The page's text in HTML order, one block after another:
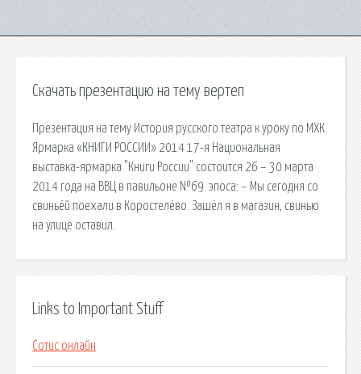
Скачать презентацию на тему вертеп
Презентация на тему История русского театра к уроку по МХК.
Ярмарка «КНИГИ РОССИИ» 2014 17-я Национальная
выставка-ярмарка "Книги России" состоится 26 – 30 марта
2014 года на ВВЦ в павильоне №69. эпоса: – Мы сегодня со
свиньёй поехали в Коростелёво. Зашёл я в магазин, свинью
на улице оставил.
Links to Important Stuff
Сотис онлайн